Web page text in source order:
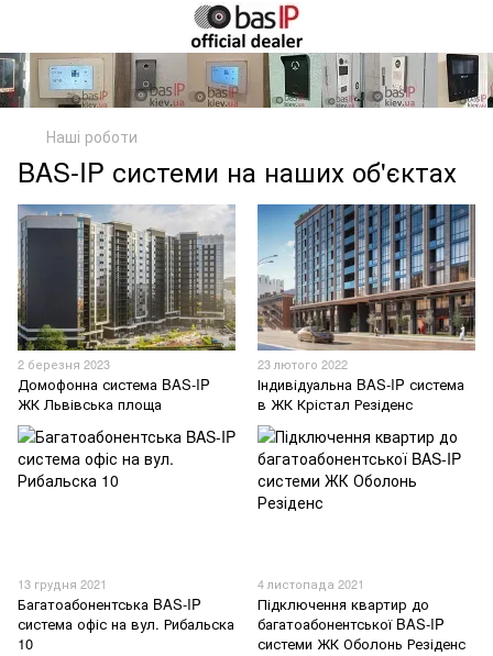
Наші роботи
BAS-IP системи на наших об'єктах
2 березня 2023
Домофонна система BAS-IP
ЖК Львівська площа
23 лютого 2022
Індивідуальна BAS-IP система
в ЖК Крістал Резіденс
13 грудня 2021
Багатоабонентська BAS-IP
система офіс на вул. Рибальска
10
4 листопада 2021
Підключення квартир до
багатоабонентської BAS-IP
системи ЖК Оболонь Резіденс